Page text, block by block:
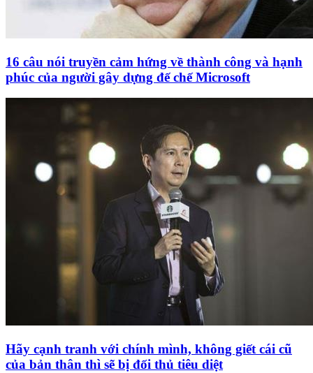
16 câu nói truyền cảm hứng về thành công và hạnh
phúc của người gây dựng đế chế Microsoft
Hãy cạnh tranh với chính mình, không giết cái cũ
của bản thân thì sẽ bị đối thủ tiêu diệt